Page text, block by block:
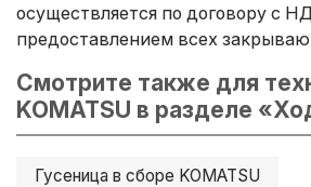
осуществляется по договору с
предоставлением всех
Смотрите также для
KOMATSU в разделе
Гусеница в сборе KOMATSU